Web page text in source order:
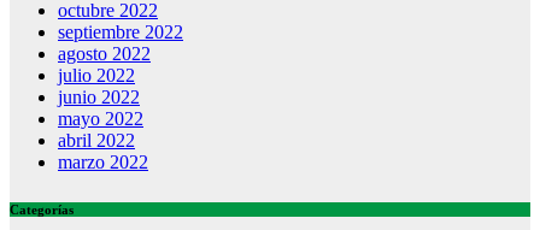
octubre 2022
septiembre 2022
agosto 2022
julio 2022
junio 2022
mayo 2022
abril 2022
marzo 2022
Categorías